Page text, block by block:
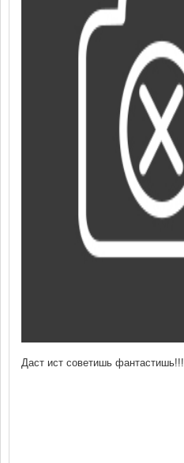
Даст ист советишь фантастишь!!!